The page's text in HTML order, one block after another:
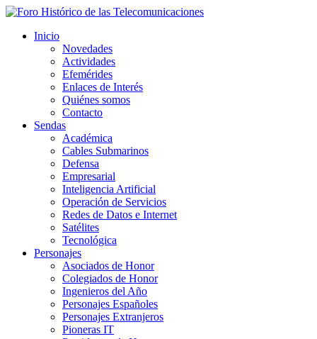
Inicio
Novedades
Actividades
Efemérides
Enlaces de Interés
Quiénes somos
Contacto
Sendas
Académica
Cables Submarinos
Defensa
Empresarial
Inteligencia Artificial
Operación de Servicios
Redes de Datos e Internet
Satélites
Tecnológica
Personajes
Asociados de Honor
Colegiados de Honor
Ingenieros del Año
Personajes Españoles
Personajes Extranjeros
Pioneras IT